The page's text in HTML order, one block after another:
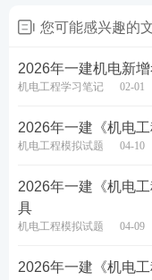
您可能感兴趣的
2026年一建机电新
机电工程学习笔记 02-01
2026年一建《机电
机电工程模拟试题 04-10
2026年一建《机电
具
机电工程模拟试题 04-09
2026年一建《机电